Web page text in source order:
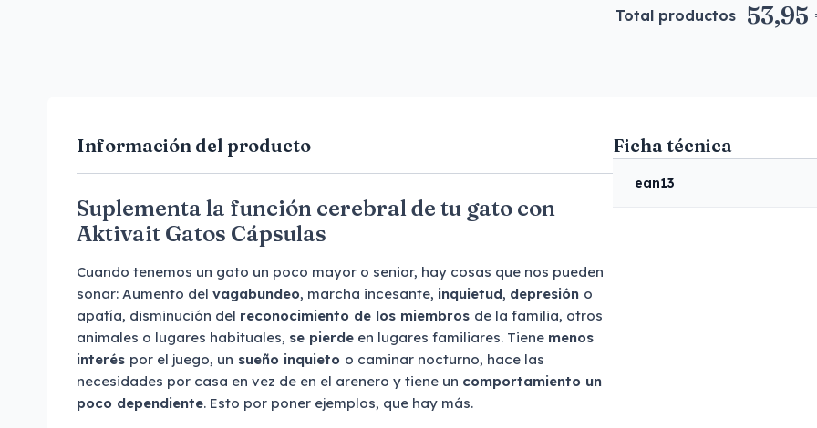
Total productos 53,95
Información del producto
Suplementa la función cerebral de tu gato con
Aktivait Gatos Cápsulas
Cuando tenemos un gato un poco mayor o senior, hay cosas que nos pueden
sonar: Aumento del vagabundeo, marcha incesante, inquietud, depresión o
apatía, disminución del reconocimiento de los miembros de la familia, otros
animales o lugares habituales, se pierde en lugares familiares. Tiene menos
interés por el juego, un sueño inquieto o caminar nocturno, hace las
necesidades por casa en vez de en el arenero y tiene un comportamiento un
poco dependiente. Esto por poner ejemplos, que hay más.
Ficha técnica
ean13